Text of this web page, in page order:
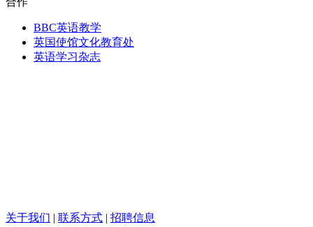
BBC英语教学
英国使馆文化教育处
英语学习杂志
关于我们 | 联系方式 | 招聘信息